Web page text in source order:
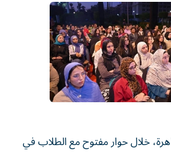
خلال حوار مفتوح مع الطلاب في